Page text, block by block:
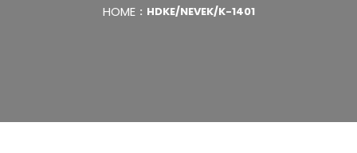
HOME HDKE/NEVEK/K-1401